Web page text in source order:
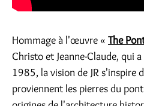
Hommage à l'œuvre « The
Christo et Jeanne-Claude, qui
1985, la vision de JR s'inspire
proviennent les pierres du